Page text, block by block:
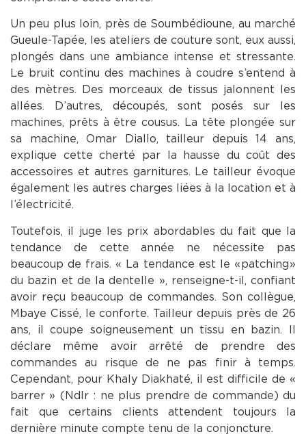
Un peu plus loin, près de Soumbédioune, au marché
Gueule-Tapée, les ateliers de couture sont, eux aussi,
plongés dans une ambiance intense et stressante.
Le bruit continu des machines à coudre s’entend à
des mètres. Des morceaux de tissus jalonnent les
allées. D’autres, découpés, sont posés sur les
machines, prêts à être cousus. La tête plongée sur
sa machine, Omar Diallo, tailleur depuis 14 ans,
explique cette cherté par la hausse du coût des
accessoires et autres garnitures. Le tailleur évoque
également les autres charges liées à la location et à
l’électricité.
Toutefois, il juge les prix abordables du fait que la
tendance de cette année ne nécessite pas
beaucoup de frais. « La tendance est le « patching »
du bazin et de la dentelle », renseigne-t-il, confiant
avoir reçu beaucoup de commandes. Son collègue,
Mbaye Cissé, le conforte. Tailleur depuis près de 26
ans, il coupe soigneusement un tissu en bazin. Il
déclare même avoir arrêté de prendre des
commandes au risque de ne pas finir à temps.
Cependant, pour Khaly Diakhaté, il est difficile de «
barrer » (Ndlr : ne plus prendre de commande) du
fait que certains clients attendent toujours la
dernière minute compte tenu de la conjoncture.